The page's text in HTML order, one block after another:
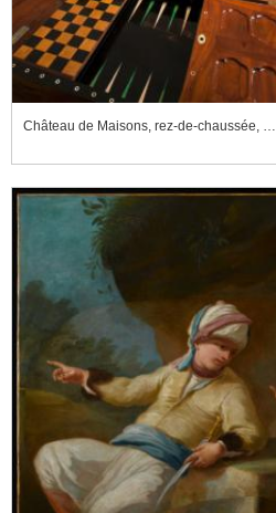
Château de Maisons, rez-de-chaussée, aile droite, appartement du comte d'Artois, salle de stuc dite salle des jeux